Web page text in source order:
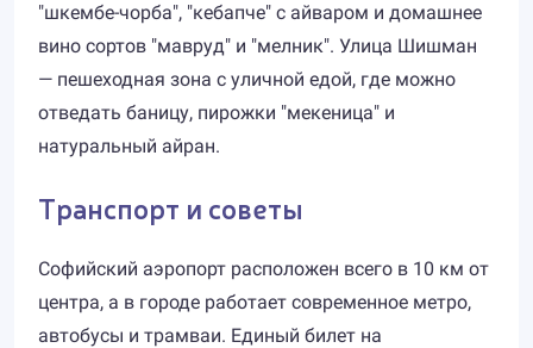
"шкембе-чорба", "кебапче" с айваром и домашнее
вино сортов "мавруд" и "мелник". Улица Шишман
— пешеходная зона с уличной едой, где можно
отведать баницу, пирожки "мекеница" и
натуральный айран.
Транспорт и советы
Софийский аэропорт расположен всего в 10 км от
центра, а в городе работает современное метро,
автобусы и трамваи. Единый билет на